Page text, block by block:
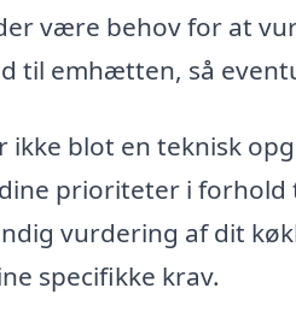
være behov for at
til emhætten, så
blot en teknisk
prioriteter i
vurdering af dit
specifikke krav.